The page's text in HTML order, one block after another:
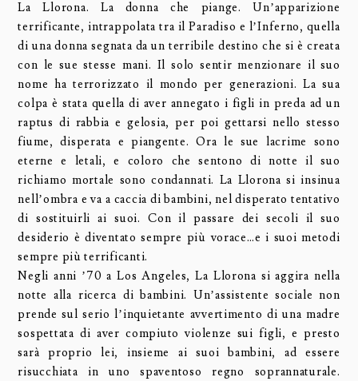
La Llorona. La donna che piange. Un’apparizione
terrificante, intrappolata tra il Paradiso e l’Inferno, quella
di una donna segnata da un terribile destino che si è creata
con le sue stesse mani. Il solo sentir menzionare il suo
nome ha terrorizzato il mondo per generazioni. La sua
colpa è stata quella di aver annegato i figli in preda ad un
raptus di rabbia e gelosia, per poi gettarsi nello stesso
fiume, disperata e piangente. Ora le sue lacrime sono
eterne e letali, e coloro che sentono di notte il suo
richiamo mortale sono condannati. La Llorona si insinua
nell’ombra e va a caccia di bambini, nel disperato tentativo
di sostituirli ai suoi. Con il passare dei secoli il suo
desiderio è diventato sempre più vorace…e i suoi metodi
sempre più terrificanti.
Negli anni ’70 a Los Angeles, La Llorona si aggira nella
notte alla ricerca di bambini. Un’assistente sociale non
prende sul serio l’inquietante avvertimento di una madre
sospettata di aver compiuto violenze sui figli, e presto
sarà proprio lei, insieme ai suoi bambini, ad essere
risucchiata in uno spaventoso regno soprannaturale.